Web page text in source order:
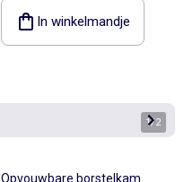
In winkelmandje
1/2
Opvouwbare borstelkam